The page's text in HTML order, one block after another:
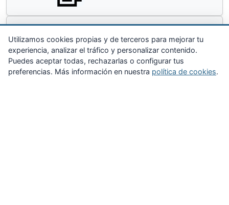
Contacta
Utilizamos cookies propias y de terceros para mejorar tu
experiencia, analizar el tráfico y personalizar contenido.
Puedes aceptar todas, rechazarlas o configurar tus
preferencias. Más información en nuestra política de cookies.